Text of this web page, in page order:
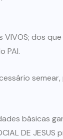
dos que
PAI.
semear,
básicas
DE JESUS